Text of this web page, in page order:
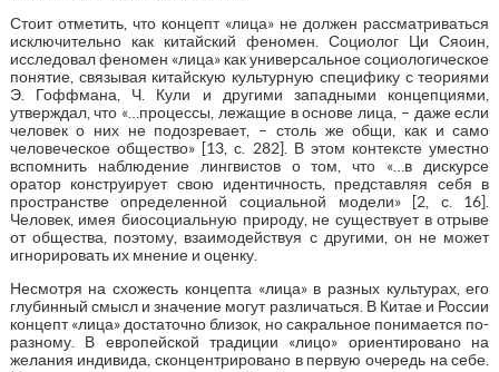
Стоит отметить, что концепт «лица» не должен рассматриваться
исключительно как китайский феномен. Социолог Ци Сяоин,
исследовал феномен «лица» как универсальное социологическое
понятие, связывая китайскую культурную специфику с теориями
Э. Гоффмана, Ч. Кули и другими западными концепциями,
утверждал, что «…процессы, лежащие в основе лица, – даже если
человек о них не подозревает, – столь же общи, как и само
человеческое общество» [13, с. 282]. В этом контексте уместно
вспомнить наблюдение лингвистов о том, что «…в дискурсе
оратор конструирует свою идентичность, представляя себя в
пространстве определенной социальной модели» [2, с. 16].
Человек, имея биосоциальную природу, не существует в отрыве
от общества, поэтому, взаимодействуя с другими, он не может
игнорировать их мнение и оценку.
Несмотря на схожесть концепта «лица» в разных культурах, его
глубинный смысл и значение могут различаться. В Китае и России
концепт «лица» достаточно близок, но сакральное понимается по-
разному. В европейской традиции «лицо» ориентировано на
желания индивида, сконцентрировано в первую очередь на себе.